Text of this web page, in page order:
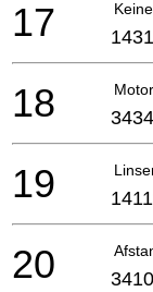
17
18
19
20